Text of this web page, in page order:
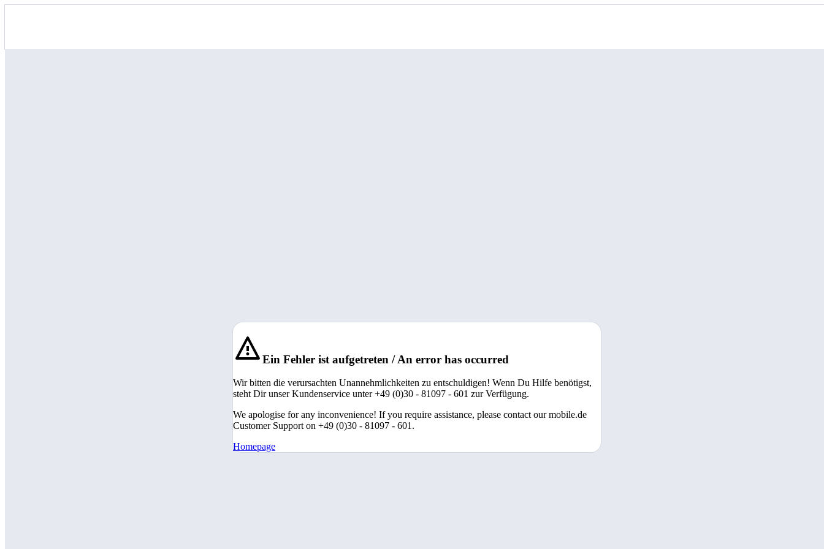
Ein Fehler ist aufgetreten / An error has occurred
Wir bitten die verursachten Unannehmlichkeiten zu entschuldigen! Wenn Du Hilfe benötigst,
steht Dir unser Kundenservice unter +49 (0)30 - 81097 - 601 zur Verfügung.
We apologise for any inconvenience! If you require assistance, please contact our mobile.de
Customer Support on +49 (0)30 - 81097 - 601.
Homepage